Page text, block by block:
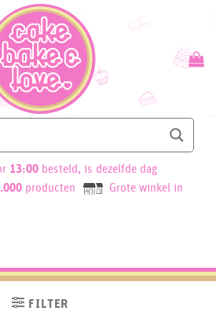
13:00 besteld, is dezelfde dag
producten
Grote winkel in
FILTER